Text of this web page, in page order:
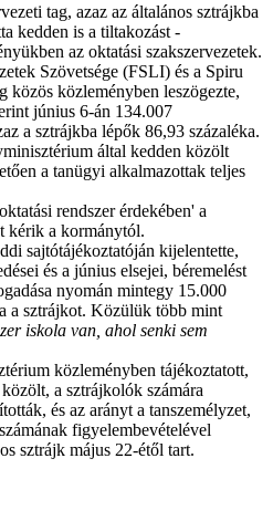
tag, azaz az általános sztrájkba
kedden is a tiltakozást -
az oktatási szakszervezetek.
Szövetsége (FSLI) és a Spiru
közös közleményben leszögezte,
június 6-án 134.007
a sztrájkba lépők 86,93 százaléka.
által kedden közölt
a tanügyi alkalmazottak teljes
rendszer érdekében' a
kérik a kormánytól.
sajtótájékoztatóján kijelentette,
és a június elsejei, béremelést
nyomán mintegy 15.000
a sztrájkot. Közülük több mint
iskola van, ahol senki sem
közleményben tájékoztatott,
a sztrájkolók számára
és az arányt a tanszemélyzet,
figyelembevételével
sztrájk május 22-étől tart.